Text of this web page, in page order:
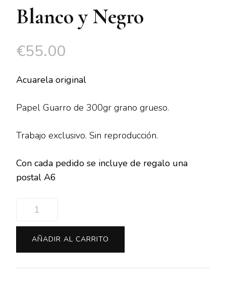
Blanco y Negro
€55.00
Acuarela original
Papel Guarro de 300gr grano grueso.
Trabajo exclusivo. Sin reproducción.
Con cada pedido se incluye de regalo una
postal A6
Blanco
Negro
AÑADIR AL CARRITO